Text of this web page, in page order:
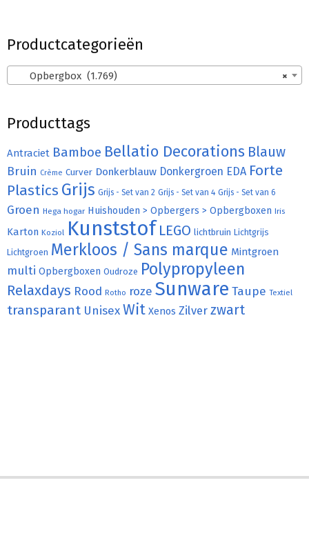
Productcategorieën
×
Opbergbox (1.769)
Producttags
Antraciet Bamboe Bellatio Decorations Blauw
Bruin Crème Curver Donkerblauw Donkergroen EDA Forte
Plastics Grijs Grijs - Set van 2 Grijs - Set van 4 Grijs - Set van 6
Groen Hega hogar Huishouden > Opbergers > Opbergboxen Iris
Karton Koziol Kunststof LEGO lichtbruin Lichtgrijs
Lichtgroen Merkloos / Sans marque Mintgroen
multi Opbergboxen Oudroze Polypropyleen
Relaxdays Rood Rotho roze Sunware Taupe Textiel
transparant UnisexWit Xenos Zilver zwart